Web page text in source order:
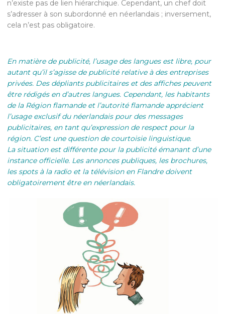
n’existe pas de lien hiérarchique. Cependant, un chef doit
s’adresser à son subordonné en néerlandais ; inversement,
cela n’est pas obligatoire.
En matière de publicité, l’usage des langues est libre, pour
autant qu’il s’agisse de publicité relative à des entreprises
privées. Des dépliants publicitaires et des affiches peuvent
être rédigés en d’autres langues. Cependant, les habitants
de la Région flamande et l’autorité flamande apprécient
l’usage exclusif du néerlandais pour des messages
publicitaires, en tant qu’expression de respect pour la
région. C’est une question de courtoisie linguistique.
La situation est différente pour la publicité émanant d’une
instance officielle. Les annonces publiques, les brochures,
les spots à la radio et la télévision en Flandre doivent
obligatoirement être en néerlandais.